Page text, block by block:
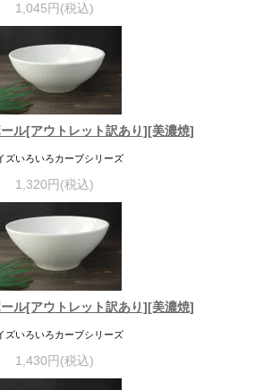
1,045円(税込)
ル[アウトレット訳あり][美濃焼]
ズいろいろカーブシリーズ
1,320円(税込)
ル[アウトレット訳あり][美濃焼]
ズいろいろカーブシリーズ
1,430円(税込)